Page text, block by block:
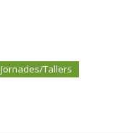
Jornades/Tallers